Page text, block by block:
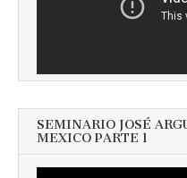
SEMINARIO JOSÉ
MEXICO PARTE 1